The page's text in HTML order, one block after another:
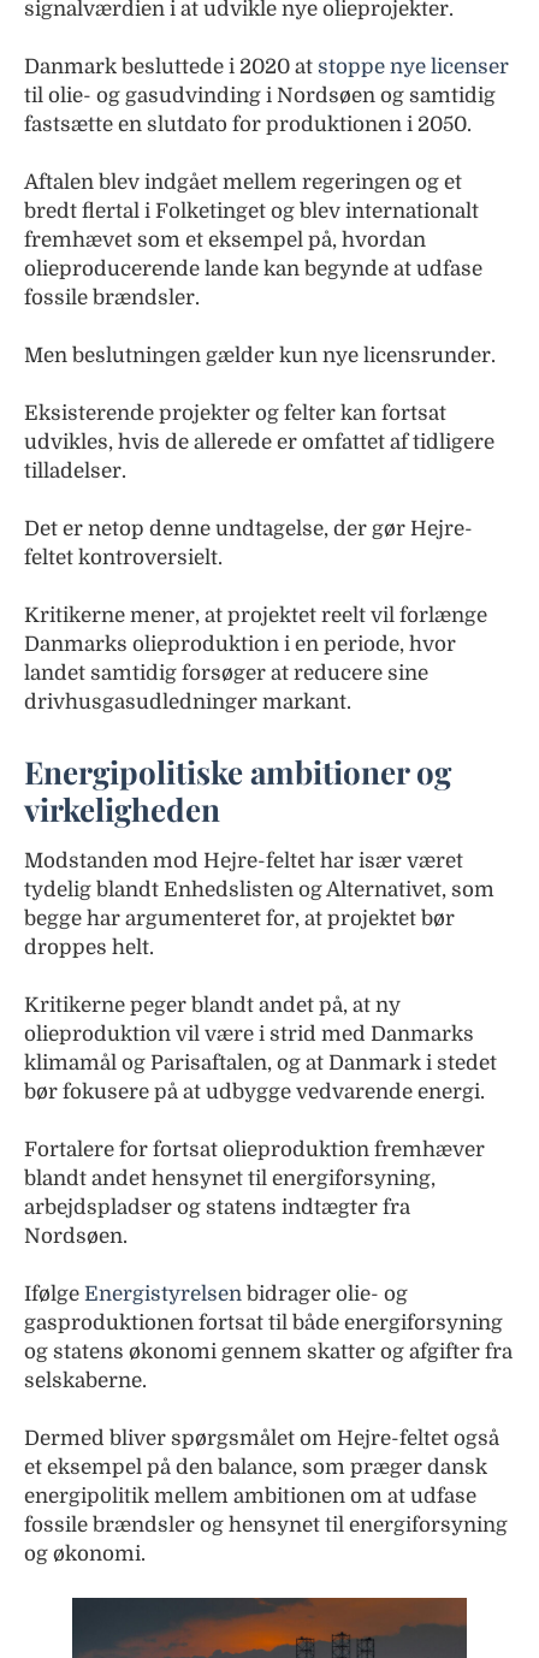
signalværdien i at udvikle nye olieprojekter.
Danmark besluttede i 2020 at stoppe nye licenser
til olie- og gasudvinding i Nordsøen og samtidig
fastsætte en slutdato for produktionen i 2050.
Aftalen blev indgået mellem regeringen og et
bredt flertal i Folketinget og blev internationalt
fremhævet som et eksempel på, hvordan
olieproducerende lande kan begynde at udfase
fossile brændsler.
Men beslutningen gælder kun nye licensrunder.
Eksisterende projekter og felter kan fortsat
udvikles, hvis de allerede er omfattet af tidligere
tilladelser.
Det er netop denne undtagelse, der gør Hejre-
feltet kontroversielt.
Kritikerne mener, at projektet reelt vil forlænge
Danmarks olieproduktion i en periode, hvor
landet samtidig forsøger at reducere sine
drivhusgasudledninger markant.
Energipolitiske ambitioner og
virkeligheden
Modstanden mod Hejre-feltet har især været
tydelig blandt Enhedslisten og Alternativet, som
begge har argumenteret for, at projektet bør
droppes helt.
Kritikerne peger blandt andet på, at ny
olieproduktion vil være i strid med Danmarks
klimamål og Parisaftalen, og at Danmark i stedet
bør fokusere på at udbygge vedvarende energi.
Fortalere for fortsat olieproduktion fremhæver
blandt andet hensynet til energiforsyning,
arbejdspladser og statens indtægter fra
Nordsøen.
Ifølge Energistyrelsen bidrager olie- og
gasproduktionen fortsat til både energiforsyning
og statens økonomi gennem skatter og afgifter fra
selskaberne.
Dermed bliver spørgsmålet om Hejre-feltet også
et eksempel på den balance, som præger dansk
energipolitik mellem ambitionen om at udfase
fossile brændsler og hensynet til energiforsyning
og økonomi.